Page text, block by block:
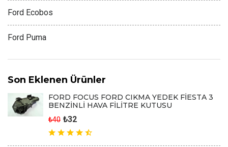
Ford Ecobos
Ford Puma
Son Eklenen Ürünler
FORD FOCUS FORD CIKMA YEDEK FİESTA 3
BENZİNLİ HAVA FİLİTRE KUTUSU
₺40 ₺32